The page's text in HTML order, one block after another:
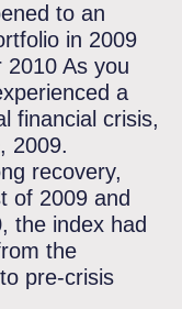
to an
in 2009
As you
a
financial crisis,
2009.
recovery,
of 2009 and
the index had
the
pre-crisis